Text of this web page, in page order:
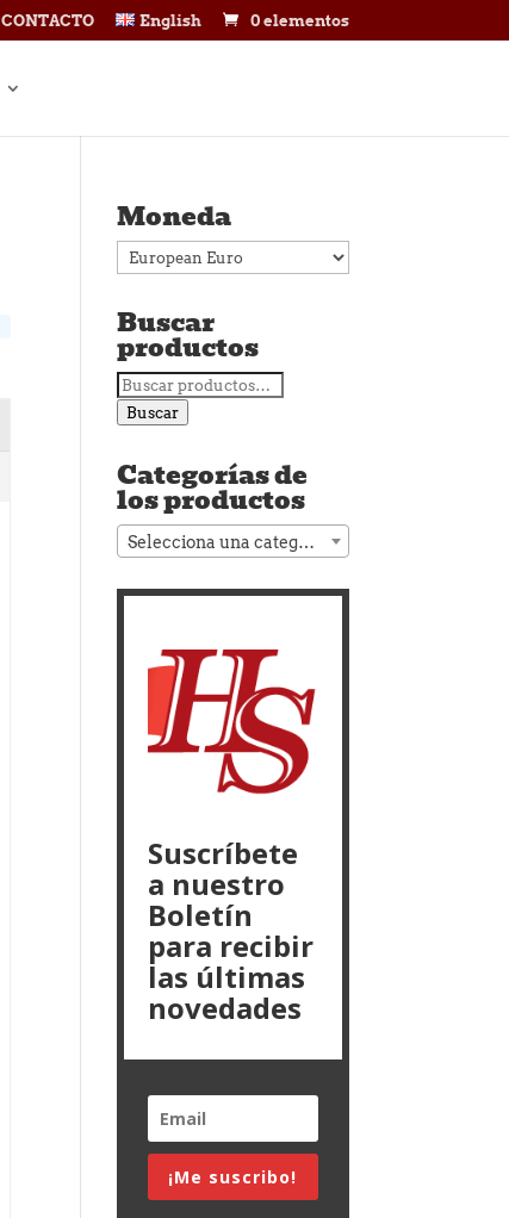
CONTACTO English 0 elementos
Moneda
Buscar
productos
Buscar
por:
Buscar
Categorías de
los productos
Selecciona una categoría
Suscríbete
a nuestro
Boletín
para recibir
las últimas
novedades
¡Me suscribo!